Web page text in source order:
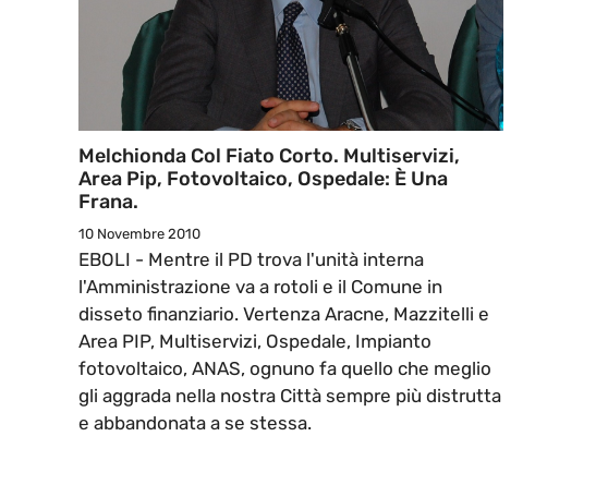
Melchionda Col Fiato Corto. Multiservizi,
Area Pip, Fotovoltaico, Ospedale: È Una
Frana.
10 Novembre 2010
EBOLI - Mentre il PD trova l'unità interna
l'Amministrazione va a rotoli e il Comune in
disseto finanziario. Vertenza Aracne, Mazzitelli e
Area PIP, Multiservizi, Ospedale, Impianto
fotovoltaico, ANAS, ognuno fa quello che meglio
gli aggrada nella nostra Città sempre più distrutta
e abbandonata a se stessa.